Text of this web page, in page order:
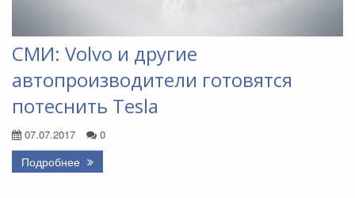
СМИ: Volvo и другие
автопроизводители готовятся
потеснить Tesla
07.07.2017 0
Подробнее